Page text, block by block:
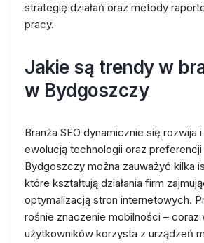
strategię działań oraz metody
pracy.
Jakie są trendy w
w Bydgoszczy
Branża SEO dynamicznie się rozwija
ewolucją technologii oraz
Bydgoszczy można zauważyć kilka
które kształtują działania firm
optymalizacją stron internetowych.
rośnie znaczenie mobilności – coraz
użytkowników korzysta z urządzeń